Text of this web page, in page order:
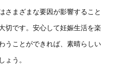
さまざまな要因が影響すること
切です。安心して妊娠生活を楽
うことができれば、素晴らしい
ょう。